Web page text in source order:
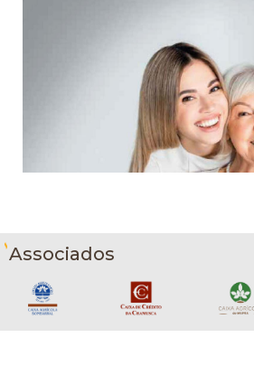
Associados